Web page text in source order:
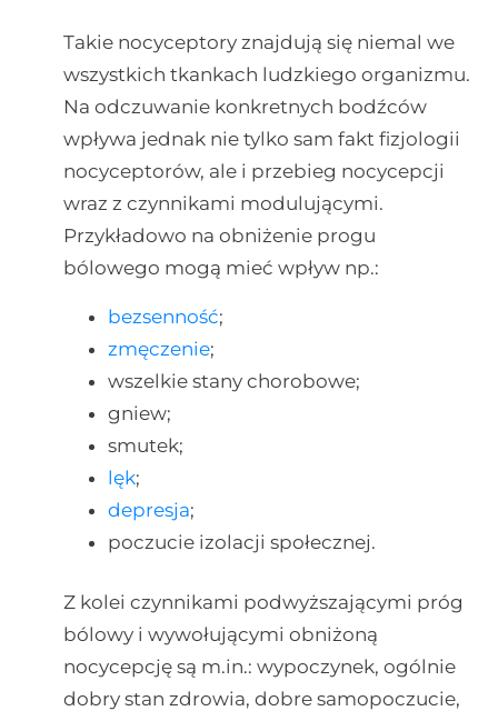
Takie nocyceptory znajdują się niemal we
wszystkich tkankach ludzkiego organizmu.
Na odczuwanie konkretnych bodźców
wpływa jednak nie tylko sam fakt fizjologii
nocyceptorów, ale i przebieg nocycepcji
wraz z czynnikami modulującymi.
Przykładowo na obniżenie progu
bólowego mogą mieć wpływ np.:
bezsenność;
zmęczenie;
wszelkie stany chorobowe;
gniew;
smutek;
lęk;
depresja;
poczucie izolacji społecznej.
Z kolei czynnikami podwyższającymi próg
bólowy i wywołującymi obniżoną
nocycepcję są m.in.: wypoczynek, ogólnie
dobry stan zdrowia, dobre samopoczucie,